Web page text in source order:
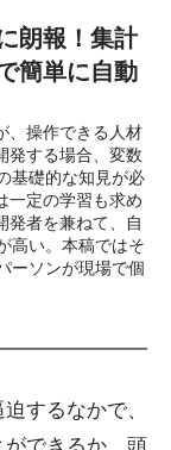
朗報！集計
簡単に自動
、操作できる人材
発する場合、変数
基礎的な知見が必
一定の学習も求め
発者を兼ねて、自
高い。本稿ではそ
ーソンが現場で個
するなかで、
できるか、頭